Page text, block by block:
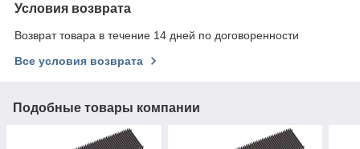
Условия возврата
Возврат товара в течение 14 дней по договоренности
Все условия возврата
Подобные товары компании